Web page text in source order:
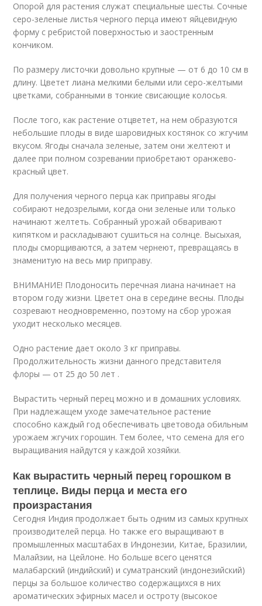
Опорой для растения служат специальные шесты. Сочные
серо-зеленые листья черного перца имеют яйцевидную
форму с ребристой поверхностью и заостренным
кончиком.
По размеру листочки довольно крупные — от 6 до 10 см в
длину. Цветет лиана мелкими белыми или серо-желтыми
цветками, собранными в тонкие свисающие колосья.
После того, как растение отцветет, на нем образуются
небольшие плоды в виде шаровидных костянок со жгучим
вкусом. Ягоды сначала зеленые, затем они желтеют и
далее при полном созревании приобретают оранжево-
красный цвет.
Для получения черного перца как приправы ягоды
собирают недозрелыми, когда они зеленые или только
начинают желтеть. Собранный урожай обваривают
кипятком и раскладывают сушиться на солнце. Высыхая,
плоды сморщиваются, а затем чернеют, превращаясь в
знаменитую на весь мир приправу.
ВНИМАНИЕ! Плодоносить перечная лиана начинает на
втором году жизни. Цветет она в середине весны. Плоды
созревают неодновременно, поэтому на сбор урожая
уходит несколько месяцев.
Одно растение дает около 3 кг приправы.
Продолжительность жизни данного представителя
флоры — от 25 до 50 лет .
Вырастить черный перец можно и в домашних условиях.
При надлежащем уходе замечательное растение
способно каждый год обеспечивать цветовода обильным
урожаем жгучих горошин. Тем более, что семена для его
выращивания найдутся у каждой хозяйки.
Как вырастить черный перец горошком в
теплице. Виды перца и места его
произрастания
Сегодня Индия продолжает быть одним из самых крупных
производителей перца. Но также его выращивают в
промышленных масштабах в Индонезии, Китае, Бразилии,
Малайзии, на Цейлоне. Но больше всего ценятся
малабарский (индийский) и суматранский (индонезийский)
перцы за большое количество содержащихся в них
ароматических эфирных масел и остроту (высокое